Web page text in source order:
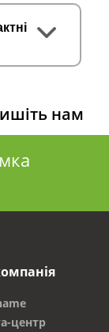
нам
центр